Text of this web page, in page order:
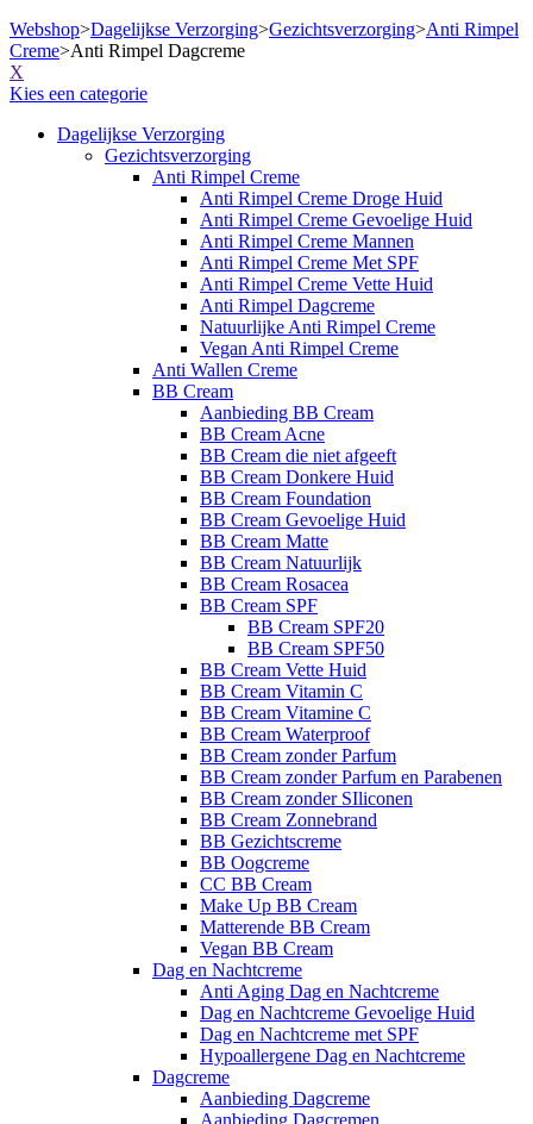
Webshop>Dagelijkse Verzorging>Gezichtsverzorging>Anti Rimpel
Creme>Anti Rimpel Dagcreme
X
Kies een categorie
Dagelijkse Verzorging
Gezichtsverzorging
Anti Rimpel Creme
Anti Rimpel Creme Droge Huid
Anti Rimpel Creme Gevoelige Huid
Anti Rimpel Creme Mannen
Anti Rimpel Creme Met SPF
Anti Rimpel Creme Vette Huid
Anti Rimpel Dagcreme
Natuurlijke Anti Rimpel Creme
Vegan Anti Rimpel Creme
Anti Wallen Creme
BB Cream
Aanbieding BB Cream
BB Cream Acne
BB Cream die niet afgeeft
BB Cream Donkere Huid
BB Cream Foundation
BB Cream Gevoelige Huid
BB Cream Matte
BB Cream Natuurlijk
BB Cream Rosacea
BB Cream SPF
BB Cream SPF20
BB Cream SPF50
BB Cream Vette Huid
BB Cream Vitamin C
BB Cream Vitamine C
BB Cream Waterproof
BB Cream zonder Parfum
BB Cream zonder Parfum en Parabenen
BB Cream zonder SIliconen
BB Cream Zonnebrand
BB Gezichtscreme
BB Oogcreme
CC BB Cream
Make Up BB Cream
Matterende BB Cream
Vegan BB Cream
Dag en Nachtcreme
Anti Aging Dag en Nachtcreme
Dag en Nachtcreme Gevoelige Huid
Dag en Nachtcreme met SPF
Hypoallergene Dag en Nachtcreme
Dagcreme
Aanbieding Dagcreme
Aanbieding Dagcremen